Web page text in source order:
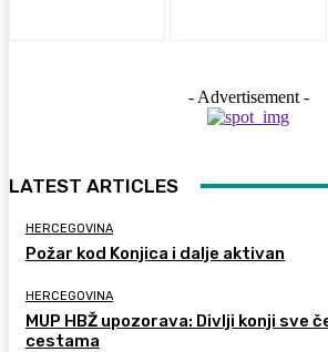
- Advertisement -
LATEST ARTICLES
HERCEGOVINA
Požar kod Konjica i dalje aktivan
HERCEGOVINA
MUP HBŽ upozorava: Divlji konji sve
cestama